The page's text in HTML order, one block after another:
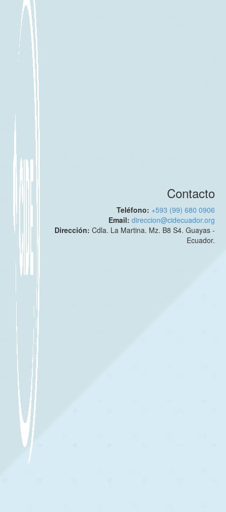
Contacto
Teléfono: +593 (99) 680 0906
Email:direccion@cidecuador.org
Dirección:Cdla. La Martina. Mz. B8 S4. Guayas -
Ecuador.